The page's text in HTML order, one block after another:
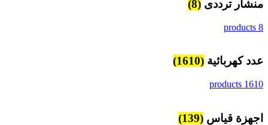
منشار ترددى (8)
8 products
عدد كهربائية (1610)
1610 products
اجهزة قياس (139)